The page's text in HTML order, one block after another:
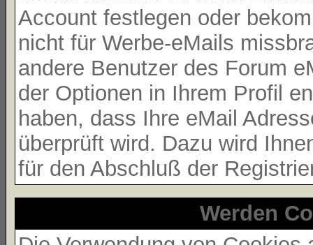
Account festlegen oder
nicht für Werbe-eMails
andere Benutzer des Forum
der Optionen in Ihrem Profil
haben, dass Ihre eMail
überprüft wird. Dazu wird
für den Abschluß der
Werden